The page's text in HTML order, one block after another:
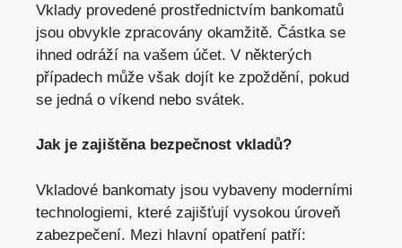
Vklady provedené prostřednictvím bankomatů
jsou obvykle zpracovány okamžitě. Částka se
ihned odráží na vašem účet. V některých
případech může však dojít ke zpoždění, pokud
se jedná o víkend nebo svátek.
Jak je zajištěna bezpečnost vkladů?
Vkladové bankomaty jsou vybaveny moderními
technologiemi, které zajišťují vysokou úroveň
zabezpečení. Mezi hlavní opatření patří: